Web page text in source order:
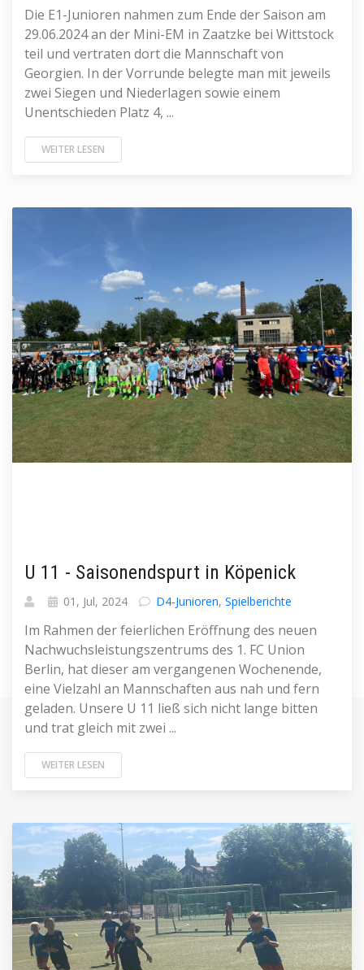
Die E1-Junioren nahmen zum Ende der Saison am
29.06.2024 an der Mini-EM in Zaatzke bei Wittstock
teil und vertraten dort die Mannschaft von
Georgien. In der Vorrunde belegte man mit jeweils
zwei Siegen und Niederlagen sowie einem
Unentschieden Platz 4, ...
WEITER LESEN
U 11 - Saisonendspurt in Köpenick
01, Jul, 2024 D4-Junioren, Spielberichte
Im Rahmen der feierlichen Eröffnung des neuen
Nachwuchsleistungszentrums des 1. FC Union
Berlin, hat dieser am vergangenen Wochenende,
eine Vielzahl an Mannschaften aus nah und fern
geladen. Unsere U 11 ließ sich nicht lange bitten
und trat gleich mit zwei ...
WEITER LESEN